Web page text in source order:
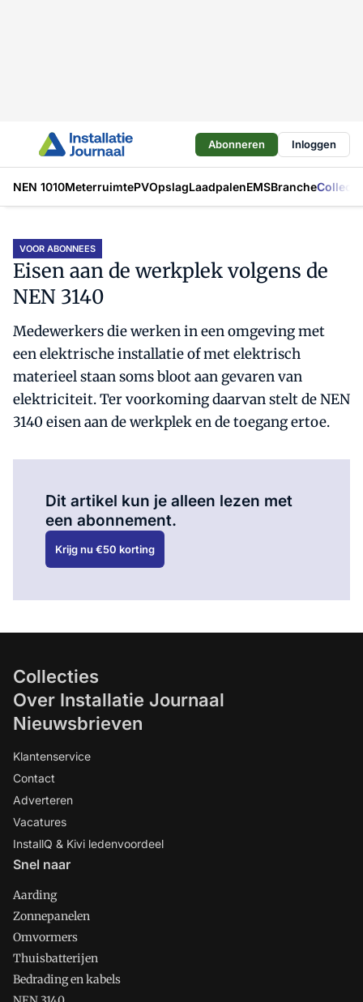
Abonneren Inloggen
NEN 1010MeterruimtePVOpslagLaadpalenEMSBranche
VOOR ABONNEES
Eisen aan de werkplek volgens de
NEN 3140
Medewerkers die werken in een omgeving met
een elektrische installatie of met elektrisch
materieel staan soms bloot aan gevaren van
elektriciteit. Ter voorkoming daarvan stelt de NEN
3140 eisen aan de werkplek en de toegang ertoe.
Dit artikel kun je alleen lezen met
een abonnement.
Krijg nu €50 korting
Collecties
Over Installatie Journaal
Nieuwsbrieven
Klantenservice
Contact
Adverteren
Vacatures
InstallQ & Kivi ledenvoordeel
Snel naar
Aarding
Zonnepanelen
Omvormers
Thuisbatterijen
Bedrading en kabels